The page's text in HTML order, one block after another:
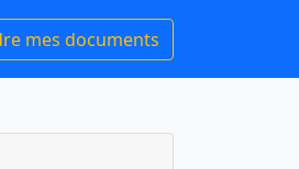
mes documents